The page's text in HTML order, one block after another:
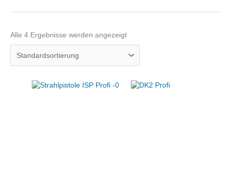
Alle 4 Ergebnisse werden angezeigt